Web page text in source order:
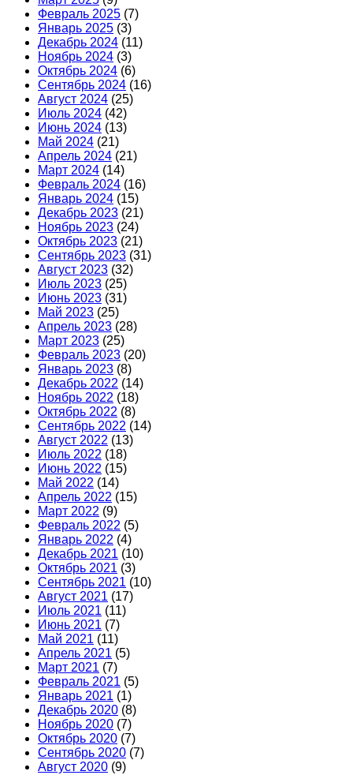
Февраль 2025 (7)
Январь 2025 (3)
Декабрь 2024 (11)
Ноябрь 2024 (3)
Октябрь 2024 (6)
Сентябрь 2024 (16)
Август 2024 (25)
Июль 2024 (42)
Июнь 2024 (13)
Май 2024 (21)
Апрель 2024 (21)
Март 2024 (14)
Февраль 2024 (16)
Январь 2024 (15)
Декабрь 2023 (21)
Ноябрь 2023 (24)
Октябрь 2023 (21)
Сентябрь 2023 (31)
Август 2023 (32)
Июль 2023 (25)
Июнь 2023 (31)
Май 2023 (25)
Апрель 2023 (28)
Март 2023 (25)
Февраль 2023 (20)
Январь 2023 (8)
Декабрь 2022 (14)
Ноябрь 2022 (18)
Октябрь 2022 (8)
Сентябрь 2022 (14)
Август 2022 (13)
Июль 2022 (18)
Июнь 2022 (15)
Май 2022 (14)
Апрель 2022 (15)
Март 2022 (9)
Февраль 2022 (5)
Январь 2022 (4)
Декабрь 2021 (10)
Октябрь 2021 (3)
Сентябрь 2021 (10)
Август 2021 (17)
Июль 2021 (11)
Июнь 2021 (7)
Май 2021 (11)
Апрель 2021 (5)
Март 2021 (7)
Февраль 2021 (5)
Январь 2021 (1)
Декабрь 2020 (8)
Ноябрь 2020 (7)
Октябрь 2020 (7)
Сентябрь 2020 (7)
Август 2020 (9)